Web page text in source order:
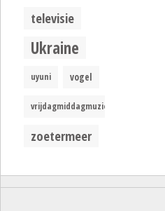
televisie
Ukraine
uyuni vogel
vrijdagmiddagmuziek
zoetermeer